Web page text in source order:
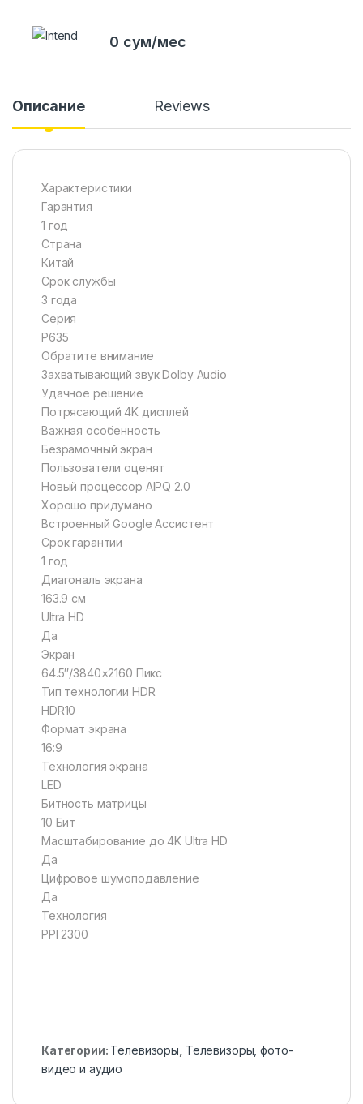
0 сум/мес
Описание Reviews
Характеристики
Гарантия
1 год
Страна
Китай
Срок службы
3 года
Серия
P635
Обратите внимание
Захватывающий звук Dolby Audio
Удачное решение
Потрясающий 4K дисплей
Важная особенность
Безрамочный экран
Пользователи оценят
Новый процессор AIPQ 2.0
Хорошо придумано
Встроенный Google Ассистент
Срок гарантии
1 год
Диагональ экрана
163.9 см
Ultra HD
Да
Экран
64.5″/3840×2160 Пикс
Тип технологии HDR
HDR10
Формат экрана
16:9
Технология экрана
LED
Битность матрицы
10 Бит
Масштабирование до 4K Ultra HD
Да
Цифровое шумоподавление
Да
Технология
PPI 2300
Категории: Телевизоры Телевизоры, фото-
видео и аудио